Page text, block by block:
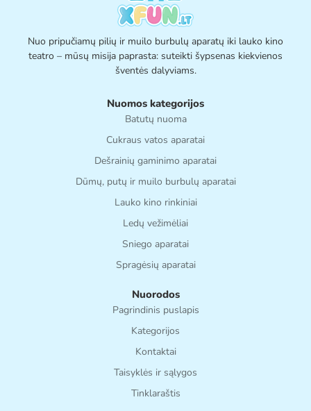
Nuo pripučiamų pilių ir muilo burbulų aparatų iki lauko kino
teatro – mūsų misija paprasta: suteikti šypsenas kiekvienos
šventės dalyviams.
Nuomos kategorijos
Batutų nuoma
Cukraus vatos aparatai
Dešrainių gaminimo aparatai
Dūmų, putų ir muilo burbulų aparatai
Lauko kino rinkiniai
Ledų vežimėliai
Sniego aparatai
Spragėsių aparatai
Nuorodos
Pagrindinis puslapis
Kategorijos
Kontaktai
Taisyklės ir sąlygos
Tinklaraštis